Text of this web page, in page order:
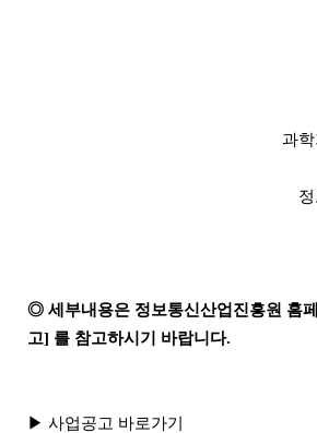
과
◎ 세부내용은 정보통신산업진흥원 홈
고] 를 참고하시기 바랍니다.
▶ 사업공고 바로가기